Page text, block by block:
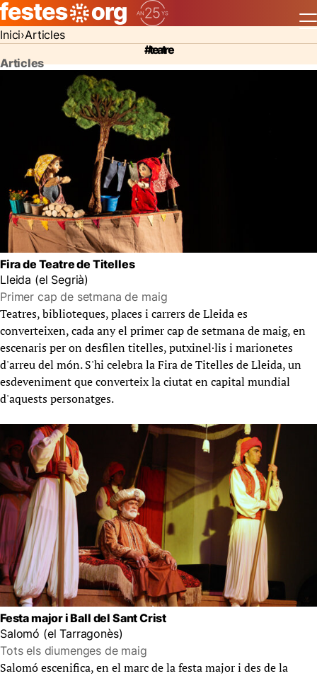
Inici Articles
#teatre
Articles
Fira de Teatre de Titelles
Lleida (el Segrià)
Primer cap de setmana de maig
Teatres, biblioteques, places i carrers de Lleida es
converteixen, cada any el primer cap de setmana de maig, en
escenaris per on desfilen titelles, putxinel·lis i marionetes
d'arreu del món. S'hi celebra la Fira de Titelles de Lleida, un
esdeveniment que converteix la ciutat en capital mundial
d'aquests personatges.
Festa major i Ball del Sant Crist
Salomó (el Tarragonès)
Tots els diumenges de maig
Salomó escenifica, en el marc de la festa major i des de la